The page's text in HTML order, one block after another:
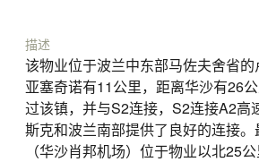
描述
该物业位于波兰中东部马佐夫舍省
亚塞奇诺有11公里，距离华沙有26
过该镇，并与S2连接，S2连接A2高
斯克和波兰南部提供了良好的连接
（华沙肖邦机场）位于物业以北25